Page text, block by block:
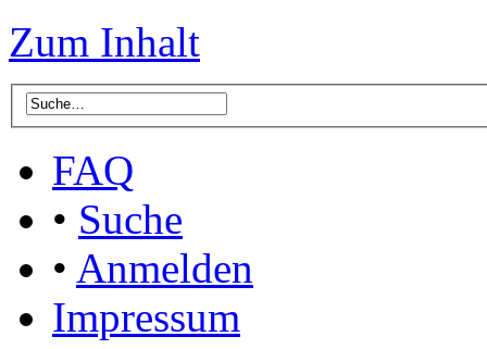
Zum Inhalt
FAQ
• Suche
• Anmelden
Impressum